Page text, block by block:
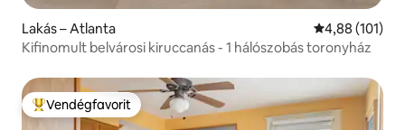
Lakás – Atlanta Átlagos
4,88 (101)
Kifinomult belvárosi kiruccanás - 1 hálószobás toronyház
Kiemelt vendégfavorit
Vendégfavorit